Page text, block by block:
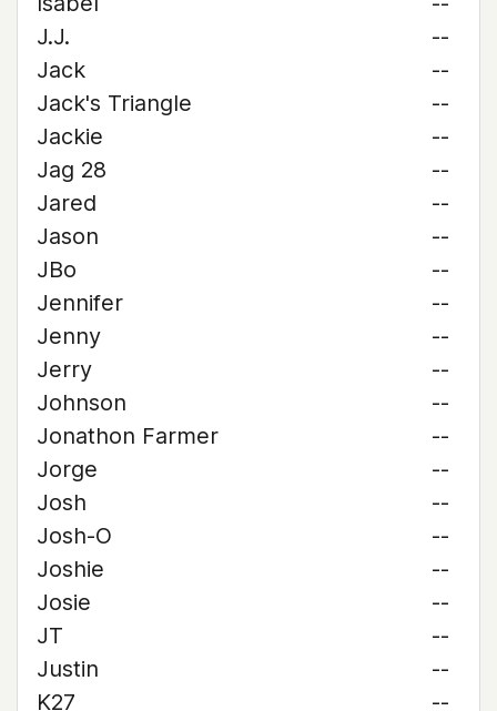
J.J.
--
Jack
--
Jack's Triangle
--
Jackie
--
Jag 28
--
Jared
--
Jason
--
JBo
--
Jennifer
--
Jenny
--
Jerry
--
Johnson
--
Jonathon Farmer
--
Jorge
--
Josh
--
Josh-O
--
Joshie
--
Josie
--
JT
--
Justin
--
K27
--